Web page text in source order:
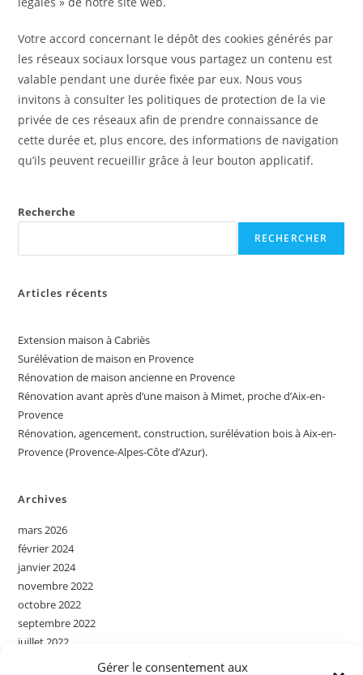
Gérer le consentement aux
Votre accord concernant le dépôt des cookies générés par
les réseaux sociaux lorsque vous partagez un contenu est
valable pendant une durée fixée par eux. Nous vous
invitons à consulter les politiques de protection de la vie
privée de ces réseaux afin de prendre connaissance de
cette durée et, plus encore, des informations de navigation
qu’ils peuvent recueillir grâce à leur bouton applicatif.
Recherche
RECHERCHER
Articles récents
Extension maison à Cabriès
Surélévation de maison en Provence
Rénovation de maison ancienne en Provence
Rénovation avant après d’une maison à Mimet, proche d’Aix-en-
Provence
Rénovation, agencement, construction, surélévation bois à Aix-en-
Provence (Provence-Alpes-Côte d’Azur).
Archives
mars 2026
février 2024
janvier 2024
novembre 2022
octobre 2022
septembre 2022
juillet 2022